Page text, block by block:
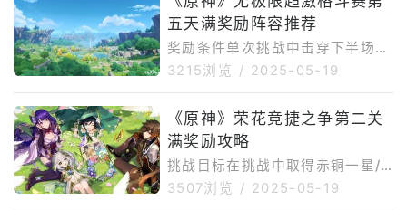
五天满奖励阵容推荐
奖励条件单次挑战中击穿下半场强
敌生命值5/40/200/900次敌人阵
【下半场】秘源机兵·构型械场地
增益【上半场】提升支持率，为下
半场的战斗获得可叠加的增益。每
次队伍中的角色触发「夜魂迸发」
时，支持率都将会上升。【下半
3215浏览 / 2025-05-19
《原神》荣花竞捷之争第二关
满奖励攻略
挑战目标在挑战中取得赤铜一星/
亮银一星/曜金一星/曜金二星评价
3507浏览 / 2025-05-19